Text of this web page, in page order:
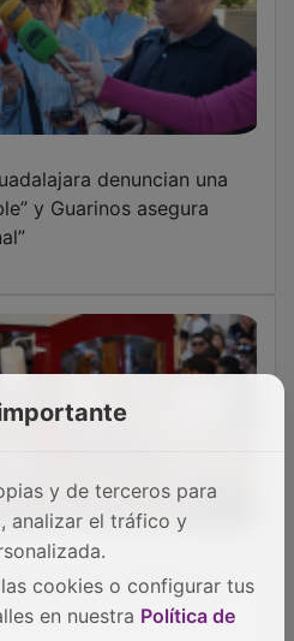
y Guarinos asegura
peñas y vecinos con
y de terceros para
analizar el tráfico y
cookies o configurar tus
en nuestra Política de